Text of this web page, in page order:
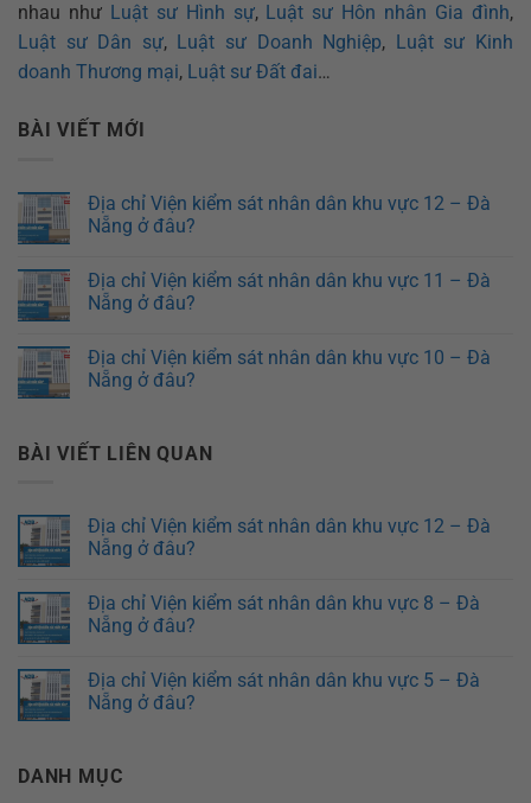
nhau như Luật sư Hình sự, Luật sư Hôn nhân Gia đình,
Luật sư Dân sự, Luật sư Doanh Nghiệp,
Luật sư Kinh
doanh Thương mại, Luật sư Đất đai…
BÀI VIẾT MỚI
Địa chỉ Viện kiểm sát nhân dân khu vực 12 – Đà
Nẵng ở đâu?
Địa chỉ Viện kiểm sát nhân dân khu vực 11 – Đà
Nẵng ở đâu?
Địa chỉ Viện kiểm sát nhân dân khu vực 10 – Đà
Nẵng ở đâu?
BÀI VIẾT LIÊN QUAN
Địa chỉ Viện kiểm sát nhân dân khu vực 12 – Đà
Nẵng ở đâu?
Địa chỉ Viện kiểm sát nhân dân khu vực 8 – Đà
Nẵng ở đâu?
Địa chỉ Viện kiểm sát nhân dân khu vực 5 – Đà
Nẵng ở đâu?
DANH MỤC